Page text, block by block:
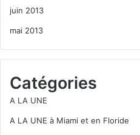
juin 2013
mai 2013
Catégories
A LA UNE
A LA UNE à Miami et en Floride